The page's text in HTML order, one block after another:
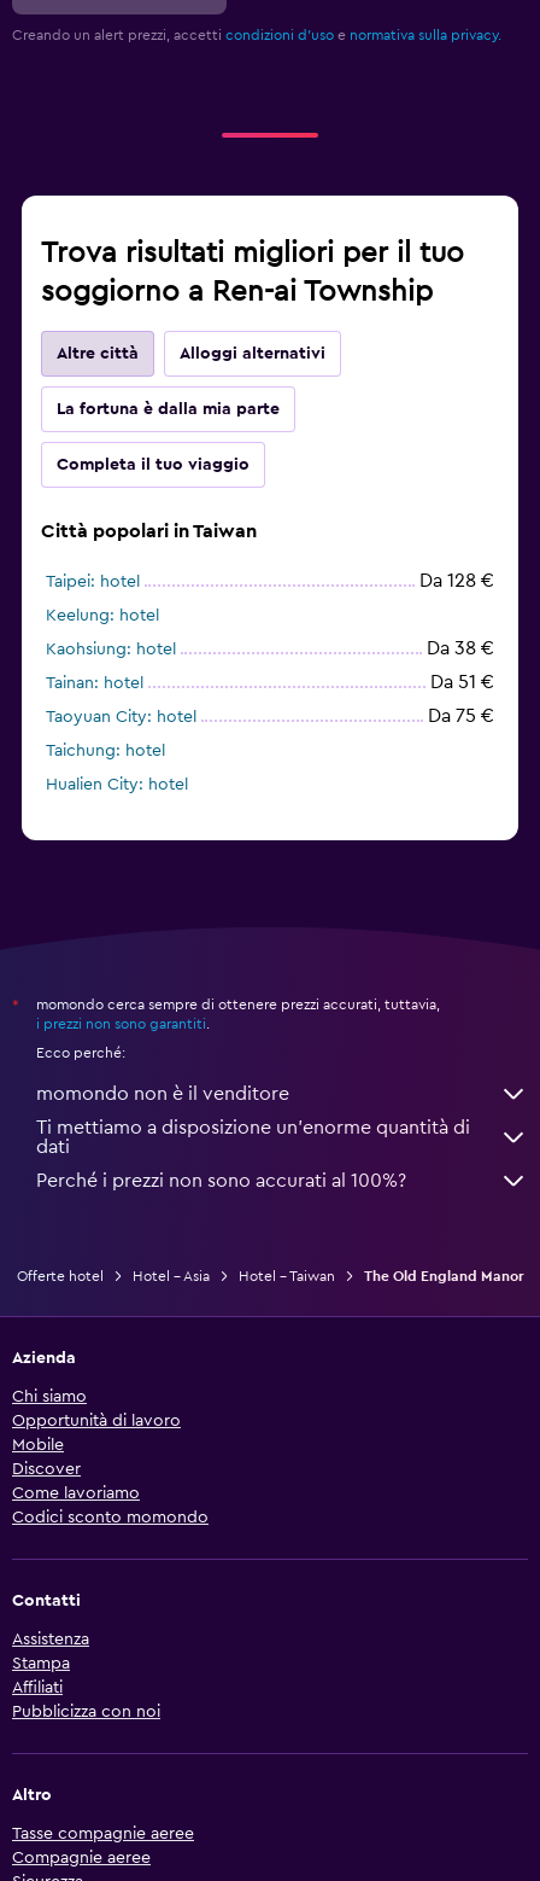
Creando un alert prezzi, accetti condizioni d'uso e normativa sulla privacy.
Trova risultati migliori per il tuo
soggiorno a Ren-ai Township
Altre città Alloggi alternativi
La fortuna è dalla mia parte
Completa il tuo viaggio
Città popolari in Taiwan
Taipei: hotel Da 128 €
Keelung: hotel
Kaohsiung: hotel
Da 38 €
Tainan: hotel Da 51 €
Taoyuan City: hotel Da 75 €
Taichung: hotel
Hualien City: hotel
*
momondo cerca sempre di ottenere prezzi accurati, tuttavia,
i prezzi non sono garantiti
Ecco perché:
momondo non è il venditore
Ti mettiamo a disposizione un’enorme quantità di
dati
Perché i prezzi non sono accurati al 100%?
Offerte hotel Hotel - Asia Hotel - Taiwan The Old England Manor
Azienda
Chi siamo
Opportunità di lavoro
Mobile
Discover
Come lavoriamo
Codici sconto momondo
Contatti
Assistenza
Stampa
Affiliati
Pubblicizza con noi
Altro
Tasse compagnie aeree
Compagnie aeree